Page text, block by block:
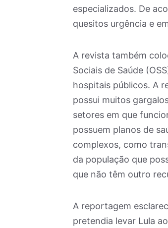
especializados. De
quesitos urgência e
A revista também
Sociais de Saúde
hospitais públicos. A
possui muitos
setores em que
possuem planos de
complexos, como
da população que
que não têm outro
A reportagem
pretendia levar Lula